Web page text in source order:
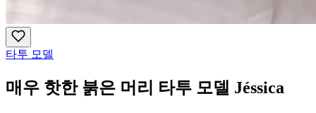
타투 모델
매우 핫한 붉은 머리 타투 모델 Jéssica